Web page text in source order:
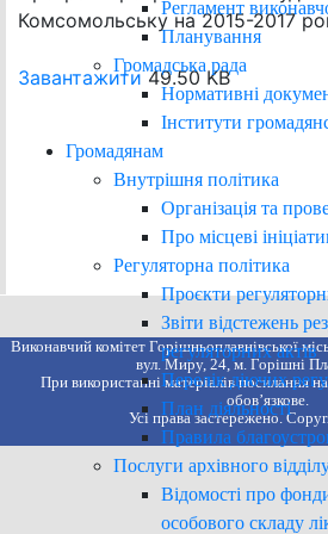
Регламент
Планування
Громадська рада
Нормативні
Інститути
Громадянам
Внутрішня політика
Організація та
Про місцеві
Регуляторна політика
Проєкти
Звіти відстежень
регуляторних актів
Перелік діючих
План діяльності
Правила
Послуги архівного
Відомості про
особового складу
Комсомольську на 2015-2017
Завантажити49.50 KB
Виконавчий комітет Горішньоплавнівської
вул. Миру, 24, м. Горішні
При використанні матеріалів посилання
обов’язкове.
Усі права застережено.